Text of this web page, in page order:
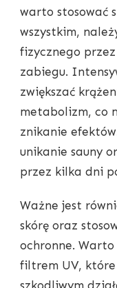
warto stosować
wszystkim,
fizycznego
zabiegu.
zwiększać
metabolizm, co
znikanie
unikanie sauny
przez kilka dni
Ważne jest
skórę oraz
ochronne.
filtrem UV, które